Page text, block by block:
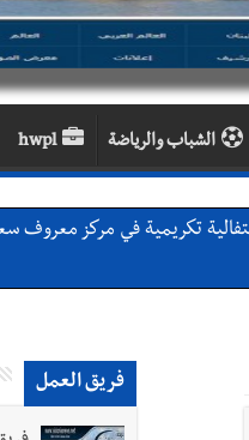
الشباب والرياضة hwpl
تكريمية في مركز معروف
والجنوب هو عزة وكرامة لبنان
فريق العمل